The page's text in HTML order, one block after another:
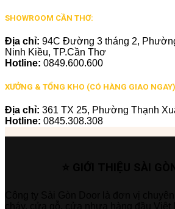
SHOWROOM CẦN THƠ:
Địa chỉ: 94C Đường 3 tháng 2,
Ninh Kiều, TP.Cần Thơ
Hotline: 0849.600.600
XƯỞNG & TỔNG KHO (CÓ HÀNG GIAO
Địa chỉ: 361 TX 25, Phường Thạnh
Hotline: 0845.308.308